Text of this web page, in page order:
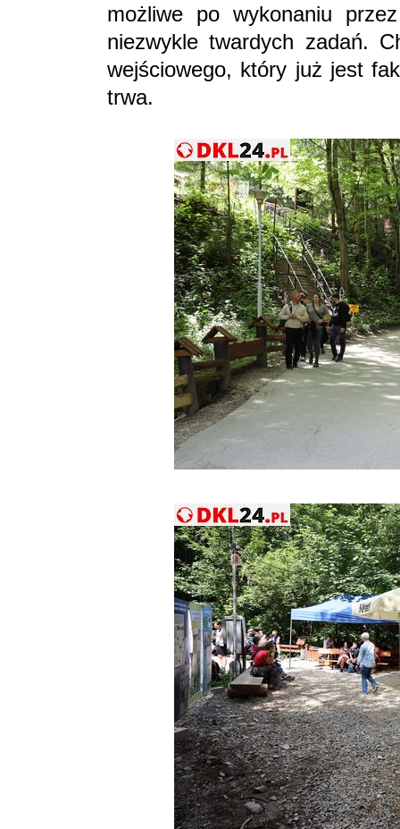
możliwe po wykonaniu
niezwykle twardych zadań.
wejściowego, który już jest
trwa.